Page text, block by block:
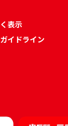
表示
イドライン